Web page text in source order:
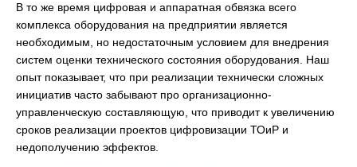
В то же время цифровая и аппаратная обвязка всего
комплекса оборудования на предприятии является
необходимым, но недостаточным условием для внедрения
систем оценки технического состояния оборудования. Наш
опыт показывает, что при реализации технически сложных
инициатив часто забывают про организационно-
управленческую составляющую, что приводит к увеличению
сроков реализации проектов цифровизации ТОиР и
недополучению эффектов.